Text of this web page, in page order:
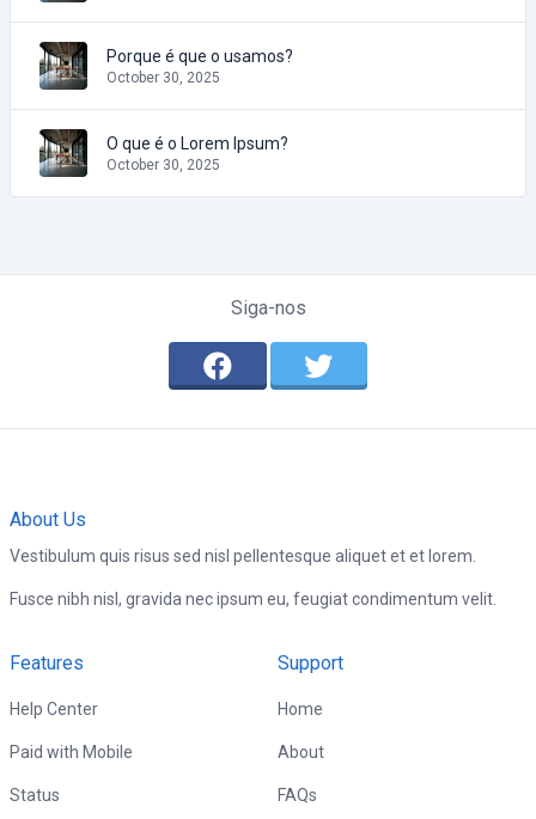
Porque é que o usamos?
October 30, 2025
O que é o Lorem Ipsum?
October 30, 2025
Siga-nos
About Us
Vestibulum quis risus sed nisl pellentesque aliquet et et lorem.
Fusce nibh nisl, gravida nec ipsum eu, feugiat condimentum velit.
Features
Help Center
Paid with Mobile
Status
Support
Home
About
FAQs